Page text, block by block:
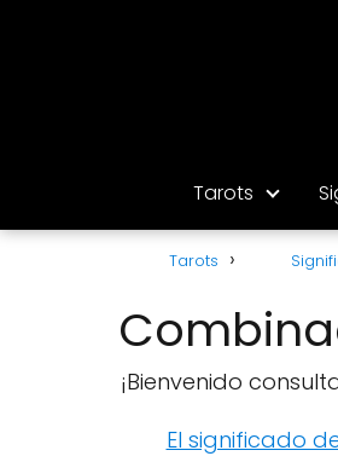
Tarots
Tarots
¡Bienvenido
El significado